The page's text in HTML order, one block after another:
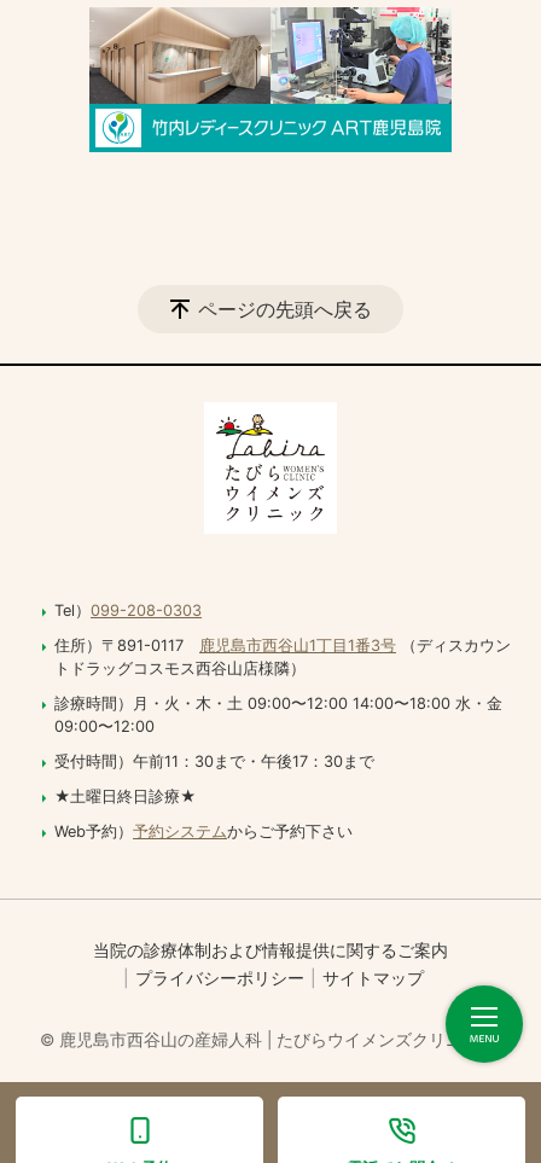
ページの先頭へ戻る
Tel） 099-208-0303
住所）〒891-0117
鹿児島市西谷山1丁目1番3号 （ディスカウン
トドラッグコスモス西谷山店様隣）
診療時間）月・火・木・土 09:00〜12:00 14:00〜18:00 水・金
09:00〜12:00
受付時間）午前11：30まで・午後17：30まで
★土曜日終日診療★
Web予約） 予約システムからご予約下さい
当院の診療体制および情報提供に関するご案内
プライバシーポリシー
サイトマップ
© 鹿児島市西谷山の産婦人科 | たびらウイメンズクリニック.